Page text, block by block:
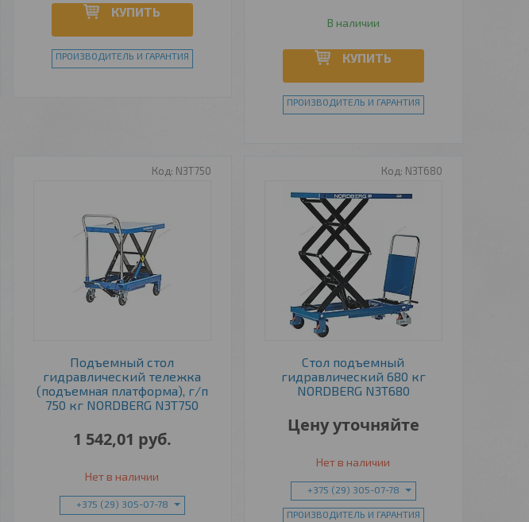
КУПИТЬ
ПРОИЗВОДИТЕЛЬ И ГАРАНТИЯ
В наличии
КУПИТЬ
ПРОИЗВОДИТЕЛЬ И ГАРАНТИЯ
N3T750
Подъемный стол
гидравлический тележка
(подъемная платформа), г/п
750 кг NORDBERG N3T750
1 542,01 руб.
Нет в наличии
+375 (29) 305-07-78
N3T680
Стол подъемный
гидравлический 680 кг
NORDBERG N3T680
Цену уточняйте
Нет в наличии
+375 (29) 305-07-78
ПРОИЗВОДИТЕЛЬ И ГАРАНТИЯ